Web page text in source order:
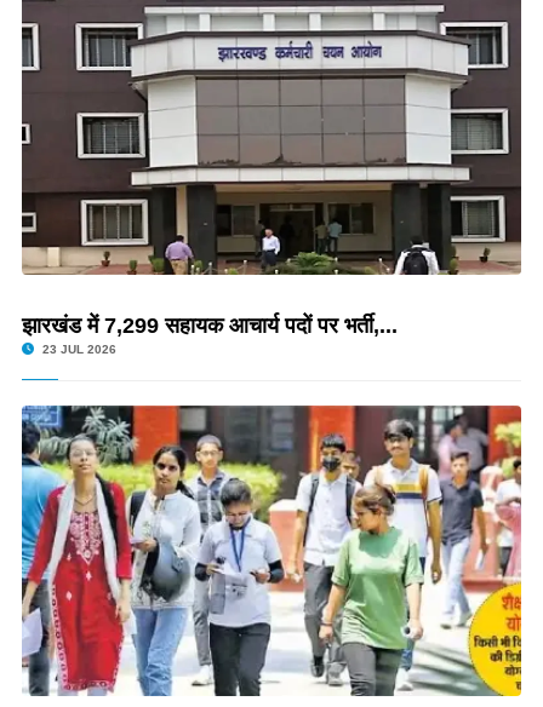
झारखंड में 7,299 सहायक आचार्य पदों पर भर्ती,...
23 JUL 2026